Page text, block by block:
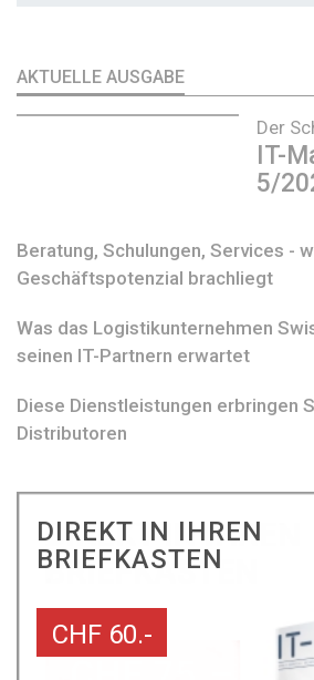
AKTUELLE AUSGABE
Der
IT-
5/
Beratung, Schulungen, Services -
Geschäftspotenzial brachliegt
Was das Logistikunternehmen
seinen IT-Partnern erwartet
Diese Dienstleistungen erbringen
Distributoren
DIREKT IN IHREN
BRIEFKASTEN
CHF 60.-